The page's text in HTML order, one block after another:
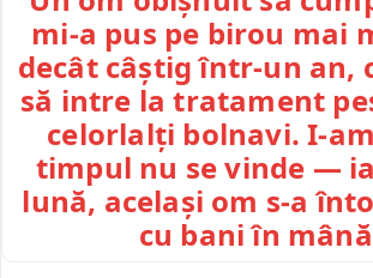
mi-a pus pe birou mai
decât câștig într-un an,
să intre la tratament
celorlalți bolnavi. I-
timpul nu se vinde —
lună, același om s-a
cu bani în